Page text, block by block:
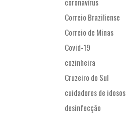
Correio Braziliense
Correio de Minas
Covid-19
cozinheira
Cruzeiro do Sul
cuidadores de idosos
desinfecção